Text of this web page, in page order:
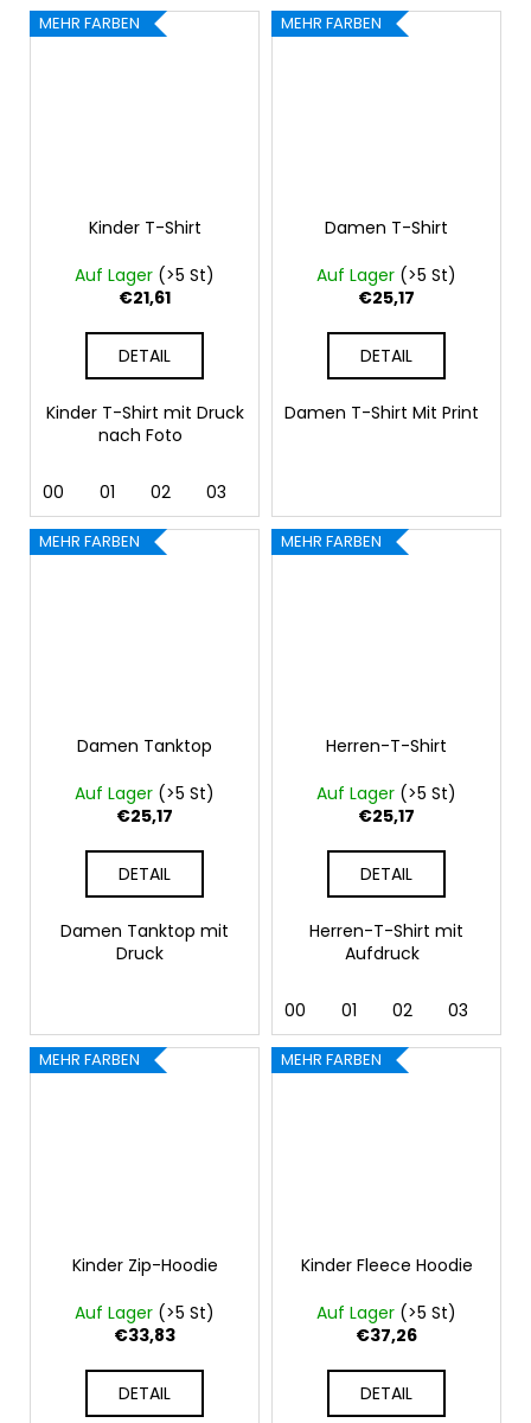
MEHR FARBEN
Kinder T-Shirt
Auf Lager (>5 St)
€21,61
DETAIL
Kinder T-Shirt mit Druck
nach Foto
00 01 02 03
MEHR FARBEN
Damen T-Shirt
Auf Lager (>5 St)
€25,17
DETAIL
Damen T-Shirt Mit Print
MEHR FARBEN
Damen Tanktop
Auf Lager (>5 St)
€25,17
DETAIL
Damen Tanktop mit
Druck
MEHR FARBEN
Herren-T-Shirt
Auf Lager (>5 St)
€25,17
DETAIL
Herren-T-Shirt mit
Aufdruck
00 01 02 03
MEHR FARBEN
Kinder Zip-Hoodie
Auf Lager (>5 St)
€33,83
DETAIL
MEHR FARBEN
Kinder Fleece Hoodie
Auf Lager (>5 St)
€37,26
DETAIL